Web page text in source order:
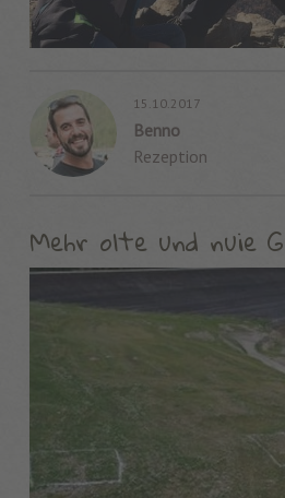
15.10.2017
Benno
Rezeption
Mehr olte und nuie